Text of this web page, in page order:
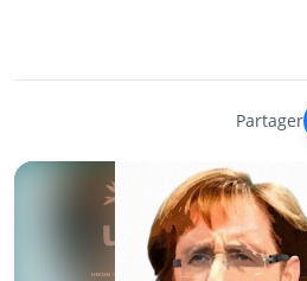
Partager